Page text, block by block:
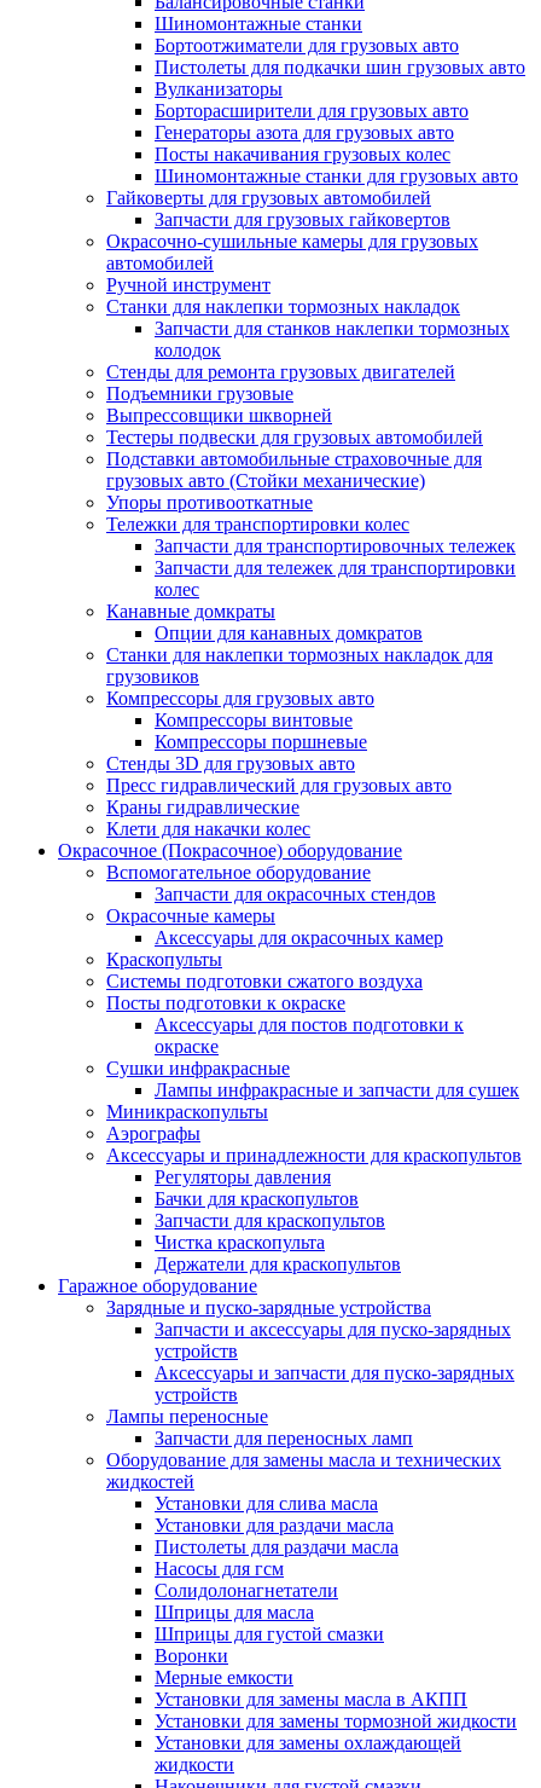
Шиномонтажные станки
Бортоотжиматели для грузовых авто
Пистолеты для подкачки шин грузовых авто
Вулканизаторы
Борторасширители для грузовых авто
Генераторы азота для грузовых авто
Посты накачивания грузовых колес
Шиномонтажные станки для грузовых авто
Гайковерты для грузовых автомобилей
Запчасти для грузовых гайковертов
Окрасочно-сушильные камеры для грузовых
автомобилей
Ручной инструмент
Станки для наклепки тормозных накладок
Запчасти для станков наклепки тормозных
колодок
Стенды для ремонта грузовых двигателей
Подъемники грузовые
Выпрессовщики шкворней
Тестеры подвески для грузовых автомобилей
Подставки автомобильные страховочные для
грузовых авто (Стойки механические)
Упоры противооткатные
Тележки для транспортировки колес
Запчасти для транспортировочных тележек
Запчасти для тележек для транспортировки
колес
Канавные домкраты
Опции для канавных домкратов
Станки для наклепки тормозных накладок для
грузовиков
Компрессоры для грузовых авто
Компрессоры винтовые
Компрессоры поршневые
Стенды 3D для грузовых авто
Пресс гидравлический для грузовых авто
Краны гидравлические
Клети для накачки колес
Окрасочное (Покрасочное) оборудование
Вспомогательное оборудование
Запчасти для окрасочных стендов
Окрасочные камеры
Аксессуары для окрасочных камер
Краскопульты
Системы подготовки сжатого воздуха
Посты подготовки к окраске
Аксессуары для постов подготовки к
окраске
Сушки инфракрасные
Лампы инфракрасные и запчасти для сушек
Миникраскопульты
Аэрографы
Аксессуары и принадлежности для краскопультов
Регуляторы давления
Бачки для краскопультов
Запчасти для краскопультов
Чистка краскопульта
Держатели для краскопультов
Гаражное оборудование
Зарядные и пуско-зарядные устройства
Запчасти и аксессуары для пуско-зарядных
устройств
Аксессуары и запчасти для пуско-зарядных
устройств
Лампы переносные
Запчасти для переносных ламп
Оборудование для замены масла и технических
жидкостей
Установки для слива масла
Установки для раздачи масла
Пистолеты для раздачи масла
Насосы для гсм
Солидолонагнетатели
Шприцы для масла
Шприцы для густой смазки
Воронки
Мерные емкости
Установки для замены масла в АКПП
Установки для замены тормозной жидкости
Установки для замены охлаждающей
жидкости